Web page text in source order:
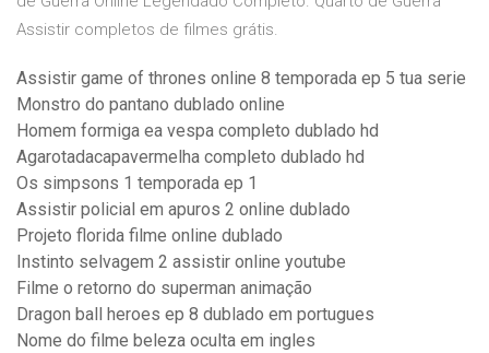
Assistir completos de filmes grátis.
Assistir game of thrones online 8 temporada ep 5 tua serie
Monstro do pantano dublado online
Homem formiga ea vespa completo dublado hd
Agarotadacapavermelha completo dublado hd
Os simpsons 1 temporada ep 1
Assistir policial em apuros 2 online dublado
Projeto florida filme online dublado
Instinto selvagem 2 assistir online youtube
Filme o retorno do superman animação
Dragon ball heroes ep 8 dublado em portugues
Nome do filme beleza oculta em ingles